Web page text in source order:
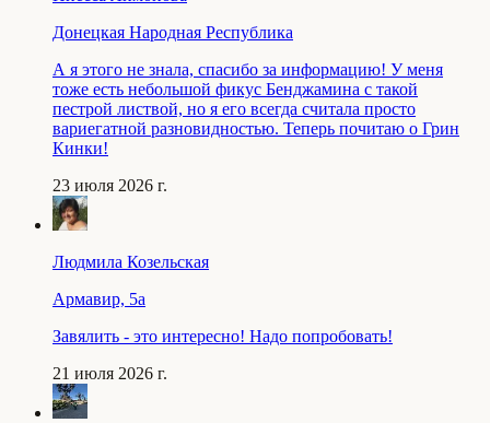
Донецкая Народная Республика
А я этого не знала, спасибо за информацию! У меня
тоже есть небольшой фикус Бенджамина с такой
пестрой листвой, но я его всегда считала просто
вариегатной разновидностью. Теперь почитаю о Грин
Кинки!
23 июля 2026 г.
Людмила Козельская
Армавир, 5a
Завялить - это интересно! Надо попробовать!
21 июля 2026 г.